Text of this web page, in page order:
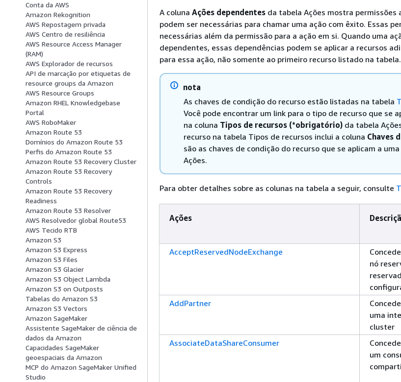
Conta da AWS
Amazon Rekognition
AWS Repostagem privada
AWS Centro de resiliência
AWS Resource Access Manager
(RAM)
AWS Explorador de recursos
API de marcação por etiquetas de
resource groups da Amazon
AWS Resource Groups
Amazon RHEL Knowledgebase
Portal
AWS RoboMaker
Amazon Route 53
Domínios do Amazon Route 53
Perfis do Amazon Route 53
Amazon Route 53 Recovery Cluster
Amazon Route 53 Recovery
Controls
Amazon Route 53 Recovery
Readiness
Amazon Route 53 Resolver
AWS Resolvedor global Route53
AWS Tecido RTB
Amazon S3
Amazon S3 Express
Amazon S3 Files
Amazon S3 Glacier
Amazon S3 Object Lambda
Amazon S3 on Outposts
Tabelas do Amazon S3
Amazon S3 Vectors
Amazon SageMaker
Assistente SageMaker de ciência de
dados da Amazon
Capacidades SageMaker
geoespaciais da Amazon
MCP do Amazon SageMaker Unified
Studio
A coluna Ações dependentes da tabela Ações mostra permissões
podem ser necessárias para chamar uma ação com êxito. Essas
necessárias além da permissão para a ação em si. Quando uma
dependentes, essas dependências podem se aplicar a recursos
para essa ação, não somente ao primeiro recurso listado na tabela.
nota
As chaves de condição do recurso estão listadas na tabela
Você pode encontrar um link para o tipo de recurso que se
na coluna Tipos de recursos (*obrigatório) da tabela
recurso na tabela Tipos de recursos inclui a coluna Chaves
são as chaves de condição do recurso que se aplicam a
Ações.
Para obter detalhes sobre as colunas na tabela a seguir, consulte
Ações
AcceptReservedNodeExchange
nó
AddPartner
uma
cluster
AssociateDataShareConsumer
um